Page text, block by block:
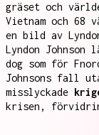
gräset och
Vietnam och 68
en bild av
Lyndon Johnson
dog som för
Johnsons fall
misslyckade
krisen,